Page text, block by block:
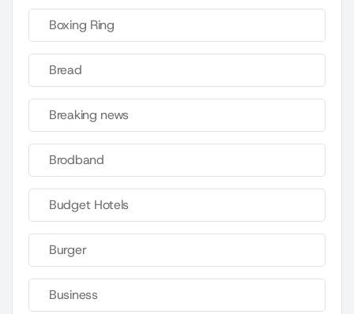
Boxing Ring
Bread
Breaking news
Brodband
Budget Hotels
Burger
Business